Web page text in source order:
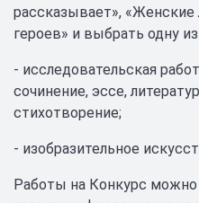
рассказывает»,
героев» и выбрать одну
- исследовательская
сочинение, эссе,
стихотворение;
- изобразительное
Работы на Конкурс можно